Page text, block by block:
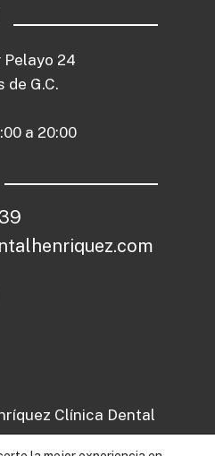
Pelayo 24
de G.C.
a 20:00
39
ntalhenriquez.com
Clínica Dental